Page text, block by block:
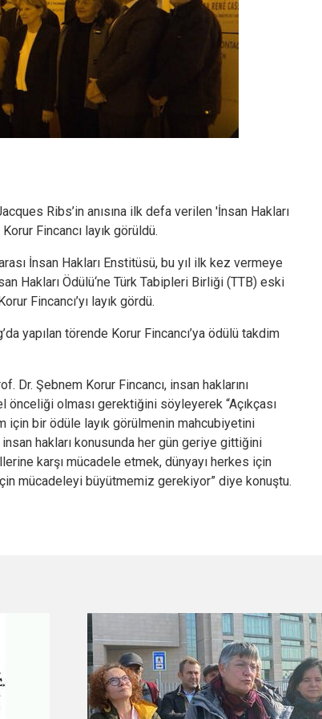
Ribs’in anısına ilk defa verilen 'İnsan Hakları
Fincancı layık görüldü.
İnsan Hakları Enstitüsü, bu yıl ilk kez vermeye
Hakları Ödülü‘ne Türk Tabipleri Birliği (TTB) eski
Fincancı’yı layık gördü.
yapılan törende Korur Fincancı’ya ödülü takdim
Dr. Şebnem Korur Fincancı, insan haklarını
önceliği olması gerektiğini söyleyerek “Açıkçası
için bir ödüle layık görülmenin mahcubiyetini
insan hakları konusunda her gün geriye gittiğini
karşı mücadele etmek, dünyayı herkes için
mücadeleyi büyütmemiz gerekiyor” diye konuştu.